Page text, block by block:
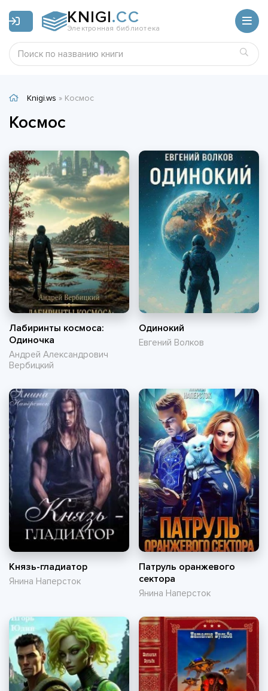
KNIGI.CC
Электронная библиотека
Knigi.ws » Космос
Космос
Лабиринты космоса:
Одиночка
Андрей Александрович
Вербицкий
Одинокий
Евгений Волков
Князь-гладиатор
Янина Наперсток
Патруль оранжевого
сектора
Янина Наперсток